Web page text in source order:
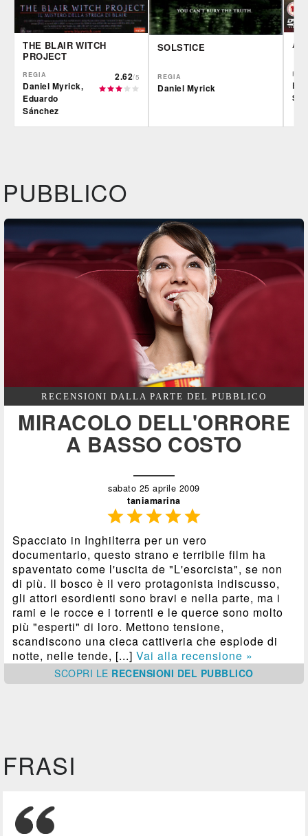
THE BLAIR WITCH
PROJECT
REGIA
Daniel Myrick,
Eduardo
Sánchez
2.62/5
SOLSTICE
REGIA
Daniel Myrick
PUBBLICO
RECENSIONI DALLA PARTE DEL PUBBLICO
MIRACOLO DELL'ORRORE
A BASSO COSTO
sabato 25 aprile 2009
taniamarina

Spacciato in Inghilterra per un vero
documentario, questo strano e terribile film ha
spaventato come l'uscita de "L'esorcista", se non
di più. Il bosco è il vero protagonista indiscusso,
gli attori esordienti sono bravi e nella parte, ma i
rami e le rocce e i torrenti e le querce sono molto
più "esperti" di loro. Mettono tensione,
scandiscono una cieca cattiveria che esplode di
notte, nelle tende, [...]Vai alla recensione »
SCOPRI LE RECENSIONI DEL PUBBLICO
FRASI